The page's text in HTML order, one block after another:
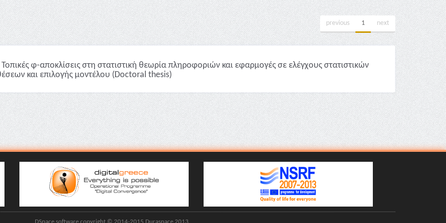
previous 1 next
φ-αποκλίσεις στη στατιστική θεωρία πληροφοριών και εφαρμογές σε ελέγχους στατιστικών
και επιλογής μοντέλου (Doctoral thesis)